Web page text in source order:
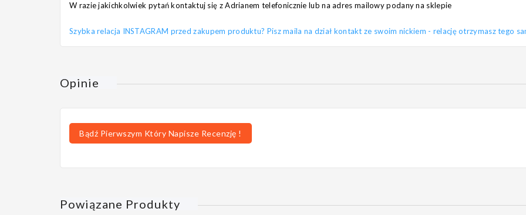
W razie jakichkolwiek pytań kontaktuj się z Adrianem telefonicznie lub na adres mailowy podany na sklepie
Szybka relacja INSTAGRAM przed zakupem produktu? Pisz maila na dział kontakt ze swoim nickiem - relację otrzymasz tego
Opinie
Bądź Pierwszym Który Napisze Recenzję !
Powiązane Produkty